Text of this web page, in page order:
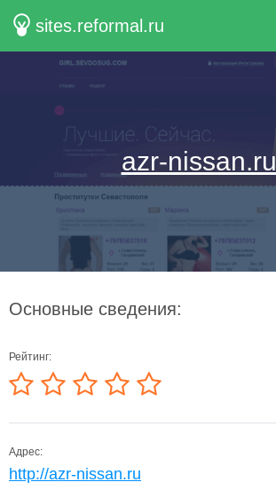
sites.reformal.ru
azr-nissan.ru
Основные сведения:
Рейтинг:
Адрес:
http://azr-nissan.ru